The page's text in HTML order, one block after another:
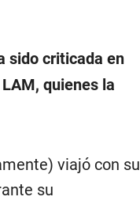
sido criticada en
quienes la
viajó con su
su